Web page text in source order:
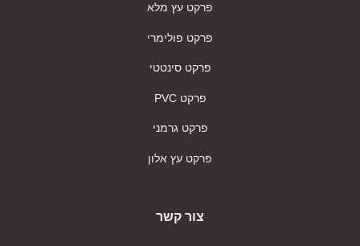
פרקט עץ מלא
פרקט פולימרי
פרקט סינטטי
פרקט PVC
פרקט גרמני
פרקט עץ אלון
צור קשר